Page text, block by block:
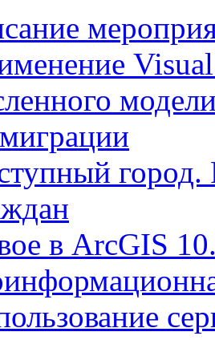
в ArcGIS